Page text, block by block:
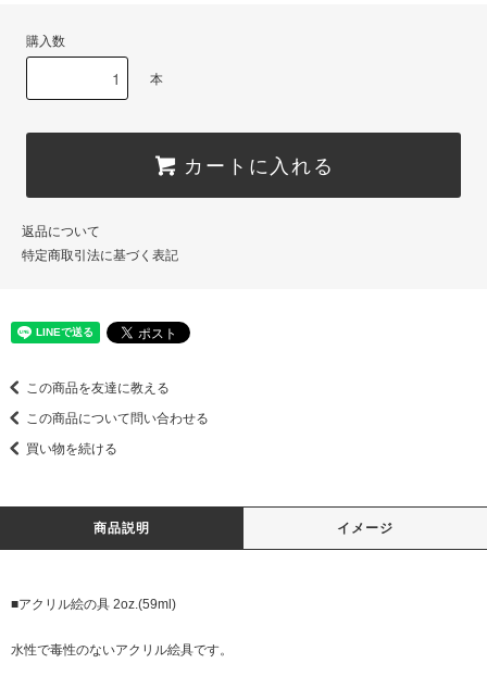
購入数
本
カートに入れる
返品について
特定商取引法に基づく表記
この商品を友達に教える
この商品について問い合わせる
買い物を続ける
商品説明 イメージ
■アクリル絵の具 2oz.(59ml)
水性で毒性のないアクリル絵具です。